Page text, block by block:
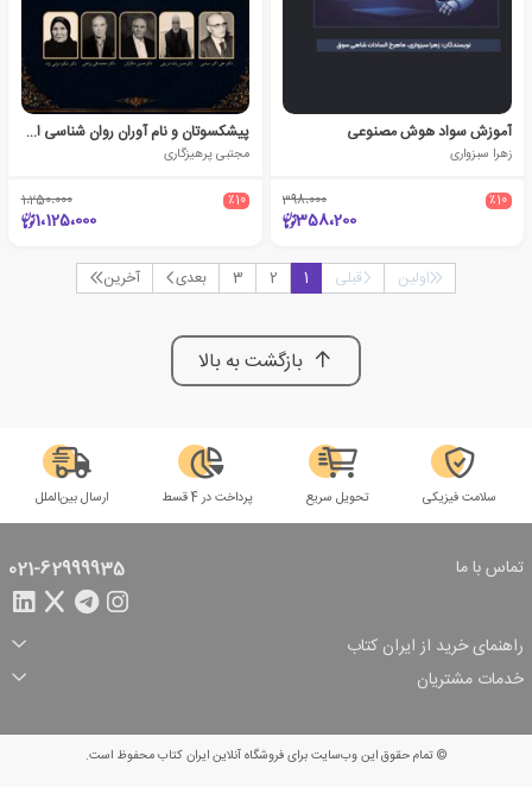
آموزش سواد هوش مصنوعی
زهرا سبزواری
٪10 398،000
358،200
پیشکسوتان و نام آوران روان شناسی ایران
مجتبی پرهیزگاری
٪10 1،250،000
1،125،000
اولین قبلی 1
2
3 بعدی آخرین
بازگشت به بالا
سلامت فیزیکی تحویل سریع پرداخت در 4 قسط ارسال بین‌الملل
تماس با ما 021-62999935
راهنمای خرید از ایران کتاب
ثبت سفارش
شرایط ارسال سفارش
شیوه پرداخت
تخفیف‌های خرید
خدمات مشتریان
© تمام حقوق این وب‌سایت برای فروشگاه آنلاین ایران کتاب محفوظ است.